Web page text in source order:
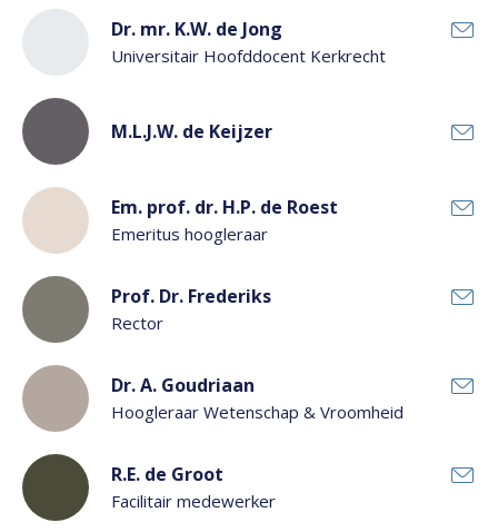
Dr. mr. K.W. de Jong
Universitair Hoofddocent Kerkrecht
M.L.J.W. de Keijzer
Em. prof. dr. H.P. de Roest
Emeritus hoogleraar
Prof. Dr. Frederiks
Rector
Dr. A. Goudriaan
Hoogleraar Wetenschap & Vroomheid
R.E. de Groot
Facilitair medewerker